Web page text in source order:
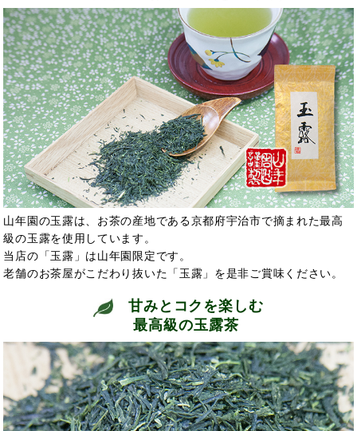
山年園の玉露は、お茶の産地である京都府宇治市で摘まれた最高
級の玉露を使用しています。
当店の「玉露」は山年園限定です。
老舗のお茶屋がこだわり抜いた「玉露」を是非ご賞味ください。
甘みとコクを楽しむ
最高級の玉露茶